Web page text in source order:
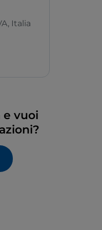
Italia
vuoi